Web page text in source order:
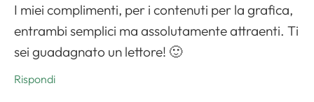
I miei complimenti, per i contenuti per la grafica,
entrambi semplici ma assolutamente attraenti. Ti
sei guadagnato un lettore! 🙂
Rispondi